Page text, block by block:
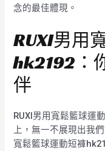
念的最佳體現。
RUXI男用
hk2192：
伴
RUXI男用寬鬆籃球運
上，無一不展現出我
寬鬆籃球運動短褲